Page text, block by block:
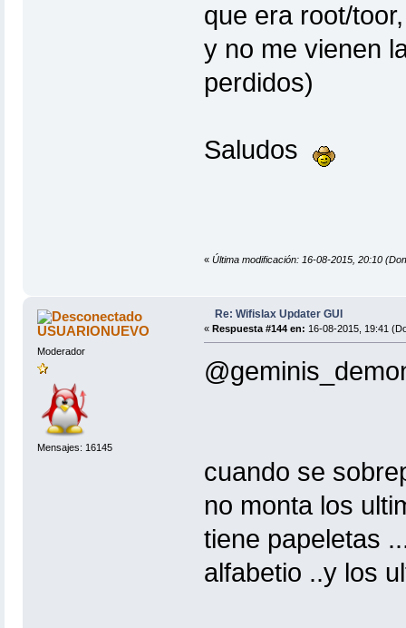
que era root/
y no me vienen
perdidos)
Saludos
« Última modificación: 16-08-2015, 20:10
USUARIONUEVO
Moderador
Mensajes: 16145
Re: Wifislax Updater GUI
« Respuesta #144 en: 16-08-2015, 19:41
cuando se
no monta los
tiene papeletas
alfabetio ..y los